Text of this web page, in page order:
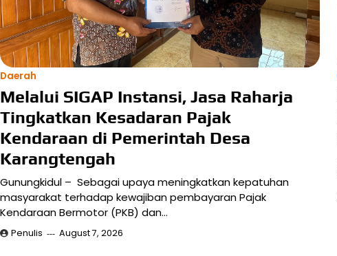
Daerah
Melalui SIGAP Instansi, Jasa Raharja
Tingkatkan Kesadaran Pajak
Kendaraan di Pemerintah Desa
Karangtengah
Gunungkidul – Sebagai upaya meningkatkan kepatuhan
masyarakat terhadap kewajiban pembayaran Pajak
Kendaraan Bermotor (PKB) dan…
Penulis August 7, 2026